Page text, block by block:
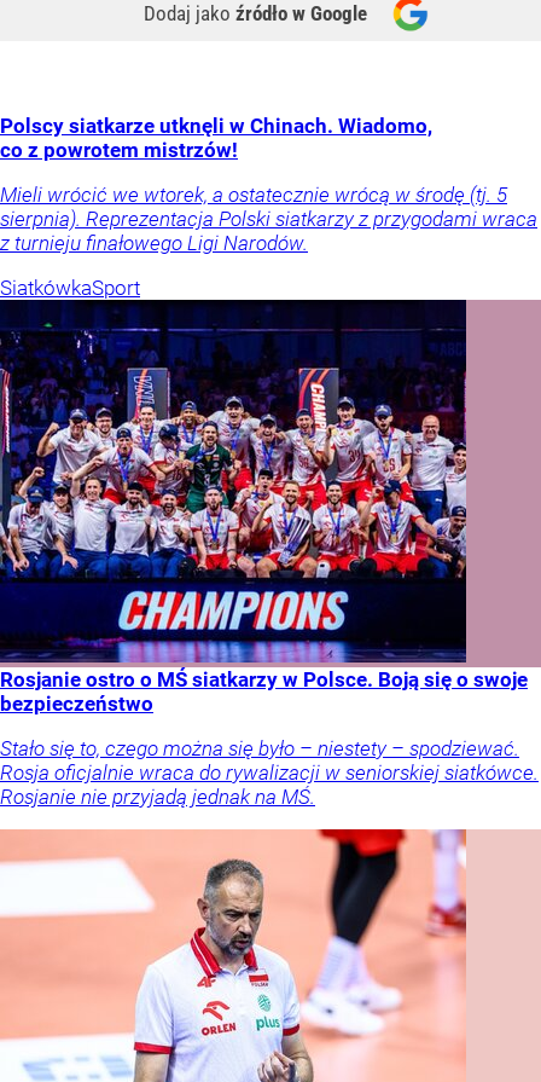
Dodaj jako źródło w Google
Polscy siatkarze utknęli w Chinach. Wiadomo,
co z powrotem mistrzów!
Mieli wrócić we wtorek, a ostatecznie wrócą w środę (tj. 5
sierpnia). Reprezentacja Polski siatkarzy z przygodami wraca
z turnieju finałowego Ligi Narodów.
SiatkówkaSport
Rosjanie ostro o MŚ siatkarzy w Polsce. Boją się o swoje
bezpieczeństwo
Stało się to, czego można się było – niestety – spodziewać.
Rosja oficjalnie wraca do rywalizacji w seniorskiej siatkówce.
Rosjanie nie przyjadą jednak na MŚ.